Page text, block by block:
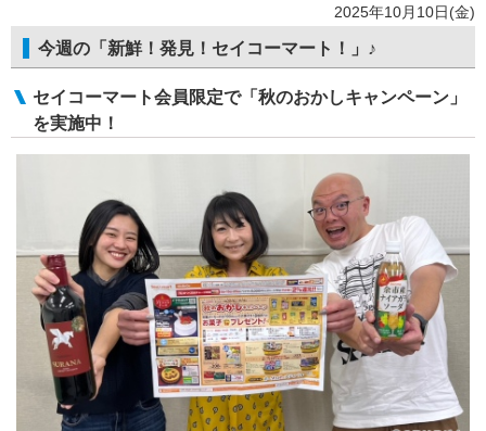
2025年10月10日(金)
今週の「新鮮！発見！セイコーマート！」♪
セイコーマート会員限定で「秋のおかしキャンペーン」
を実施中！